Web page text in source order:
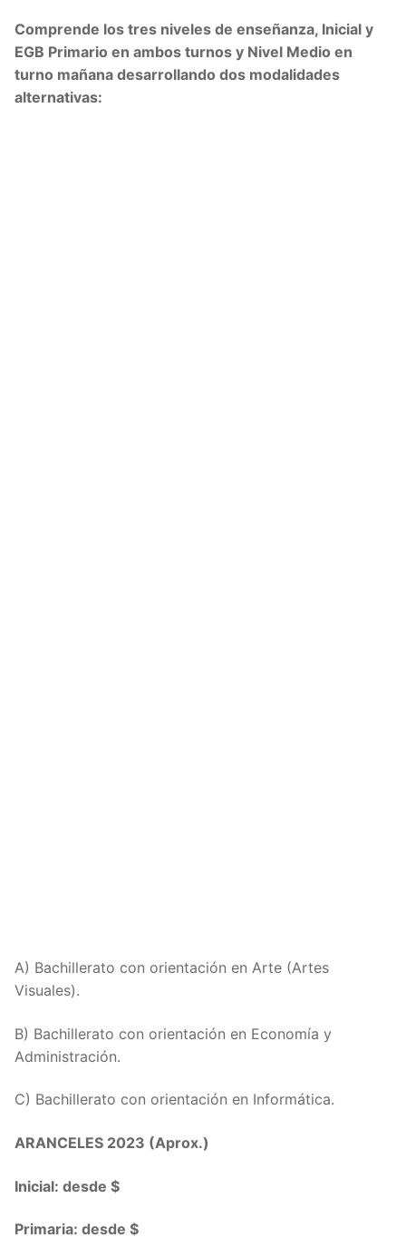
Comprende los tres niveles de enseñanza, Inicial y
EGB Primario en ambos turnos y Nivel Medio en
turno mañana desarrollando dos modalidades
alternativas:
A) Bachillerato con orientación en Arte (Artes
Visuales).
B) Bachillerato con orientación en Economía y
Administración.
C) Bachillerato con orientación en Informática.
ARANCELES 2023 (Aprox.)
Inicial: desde $
Primaria: desde $